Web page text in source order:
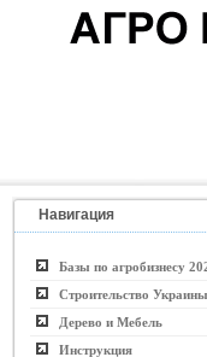
Навигация
Базы по агробизнесу
Строительство Украины
Дерево и Мебель
Инструкция